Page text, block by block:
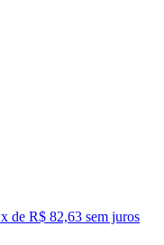
x de R$ 82,63 sem juros